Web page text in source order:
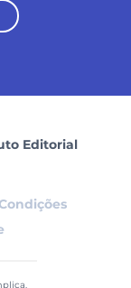
Editorial